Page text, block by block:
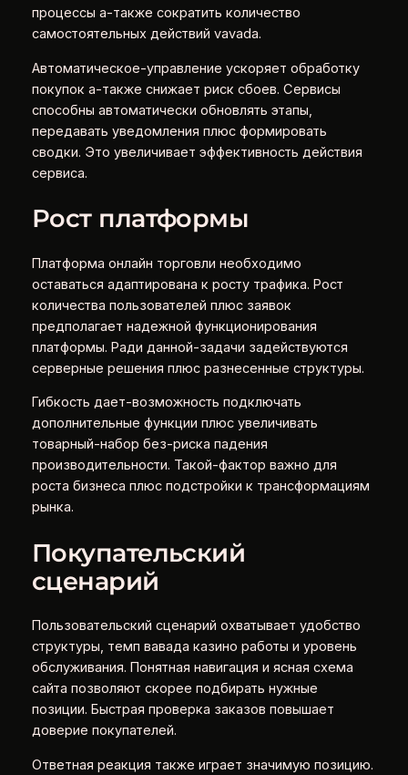
процессы а-также сократить количество
самостоятельных действий vavada.
Автоматическое-управление ускоряет обработку
покупок а-также снижает риск сбоев. Сервисы
способны автоматически обновлять этапы,
передавать уведомления плюс формировать
сводки. Это увеличивает эффективность действия
сервиса.
Рост платформы
Платформа онлайн торговли необходимо
оставаться адаптирована к росту трафика. Рост
количества пользователей плюс заявок
предполагает надежной функционирования
платформы. Ради данной-задачи задействуются
серверные решения плюс разнесенные структуры.
Гибкость дает-возможность подключать
дополнительные функции плюс увеличивать
товарный-набор без-риска падения
производительности. Такой-фактор важно для
роста бизнеса плюс подстройки к трансформациям
рынка.
Покупательский
сценарий
Пользовательский сценарий охватывает удобство
структуры, темп вавада казино работы и уровень
обслуживания. Понятная навигация и ясная схема
сайта позволяют скорее подбирать нужные
позиции. Быстрая проверка заказов повышает
доверие покупателей.
Ответная реакция также играет значимую позицию.